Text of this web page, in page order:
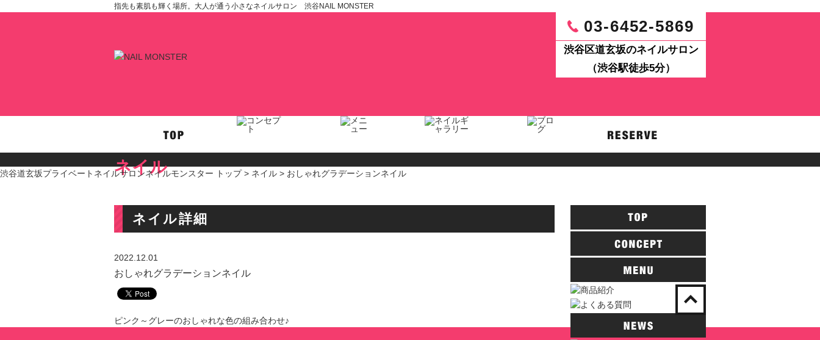
指先も素肌も輝く場所。大人が通う小さなネイルサロン 渋谷NAIL MONSTER
03-6452-5869
渋谷区道玄坂のネイルサロン
（渋谷駅徒歩5分）
ネイル
渋谷道玄坂プライベートネイルサロンネイルモンスター トップ > ネイル > おしゃれグラデーションネイル
ネイル詳細
2022.12.01
おしゃれグラデーションネイル
ピンク～グレーのおしゃれな色の組み合わせ♪